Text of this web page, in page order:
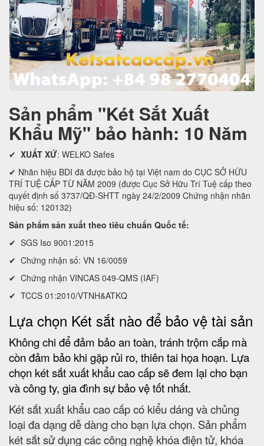
Sản phẩm "Két Sắt Xuất
Khẩu Mỹ" bảo hành: 10 Năm
✔ XUẤT XỨ: WELKO Safes
✔ Nhãn hiệu BDI đã được bảo hộ tại Việt nam do CỤC SỞ HỮU
TRÍ TUỆ CẤP TỪ NĂM 2009 (được Cục Sở Hữu Trí Tuệ cấp theo
quyết định số 3737/QĐ-SHTT ngày 24/2/2009 Chứng nhận nhãn
hiệu số: 120132)
Sản phẩm sản xuất theo tiêu chuẩn Quốc tế:
✔ SGS Iso 9001:2015
✔ Chứng nhận số: VN 16/0059
✔ Chứng nhận VINCAS 049-QMS (IAF)
✔ TCCS 01:2010/VTNH&ATKQ
Lựa chọn Két sắt nào để bảo vệ tài sản
Không chi để đảm bảo an toàn, tránh trộm cắp mà
còn đảm bảo khi gặp rủi ro, thiên tai họa hoạn. Lựa
chọn két sắt xuất khẩu cao cấp sẽ đem lại cho bạn
và công ty, gia đình sự bảo vệ tốt nhất.
Két sắt xuất khẩu cao cấp có kiểu dáng và chủng
loại đa dạng dễ dàng cho bạn lựa chọn. Sản phẩm
két sắt sử dụng các công nghệ khóa điện tử, khóa